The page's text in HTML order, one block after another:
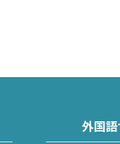
外国